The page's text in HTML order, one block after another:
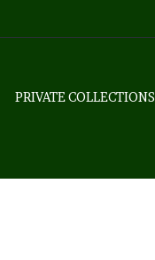
PRIVATE COLLECTIONS